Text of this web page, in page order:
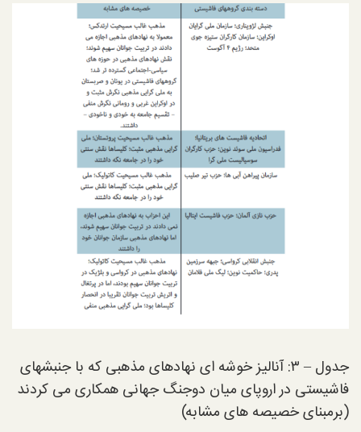
جدول – ۳: آنالیز خوشه ای نهادهای مذهبی که با جنبشهای
فاشیستی در اروپای میان دوجنگ جهانی همکاری می کردند
(برمبنای خصیصه های مشابه)